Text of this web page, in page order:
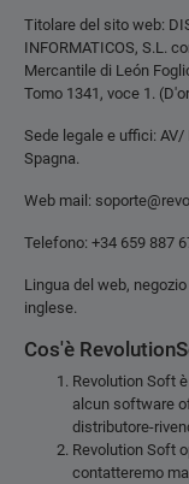
Titolare del sito web:
INFORMATICOS, S.L.
Mercantile di León
Tomo 1341, voce 1.
Sede legale e uffici: AV/
Spagna.
Web mail:
Telefono: +34 659 887
Lingua del web,
inglese.
Cos'è
Revolution Soft
alcun software
distributore-
Revolution Soft
contatteremo